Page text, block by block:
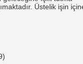
Üstelik işin